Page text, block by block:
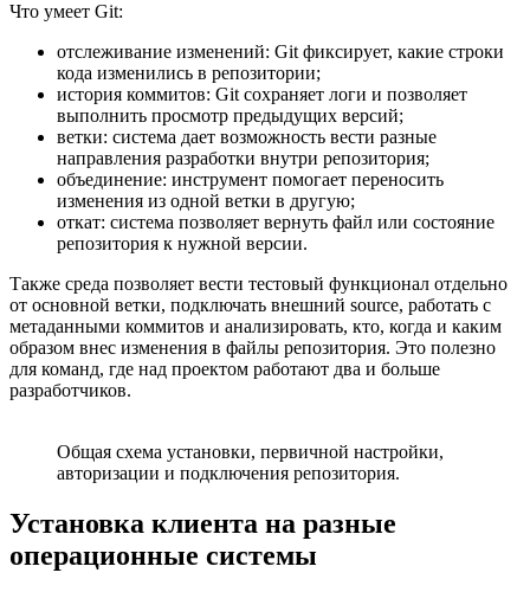
Что умеет Git:
отслеживание изменений: Git фиксирует, какие строки
кода изменились в репозитории;
история коммитов: Git сохраняет логи и позволяет
выполнить просмотр предыдущих версий;
ветки: система дает возможность вести разные
направления разработки внутри репозитория;
объединение: инструмент помогает переносить
изменения из одной ветки в другую;
откат: система позволяет вернуть файл или состояние
репозитория к нужной версии.
Также среда позволяет вести тестовый функционал отдельно
от основной ветки, подключать внешний source, работать с
метаданными коммитов и анализировать, кто, когда и каким
образом внес изменения в файлы репозитория. Это полезно
для команд, где над проектом работают два и больше
разработчиков.
Общая схема установки, первичной настройки,
авторизации и подключения репозитория.
Установка клиента на разные
операционные системы